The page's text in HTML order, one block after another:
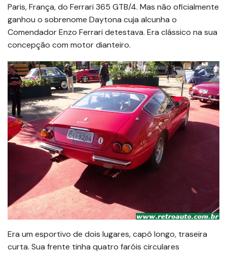
Paris, França, do Ferrari 365 GTB/4. Mas não oficialmente
ganhou o sobrenome Daytona cuja alcunha o
Comendador Enzo Ferrari detestava. Era clássico na sua
concepção com motor dianteiro.
Era um esportivo de dois lugares, capô longo, traseira
curta. Sua frente tinha quatro faróis circulares